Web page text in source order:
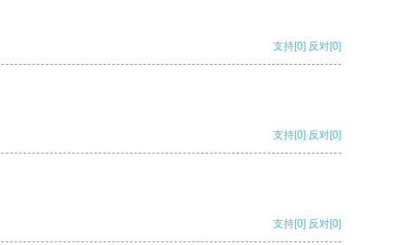
支持[0] 反对[0]
支持[0] 反对[0]
支持[0] 反对[0]